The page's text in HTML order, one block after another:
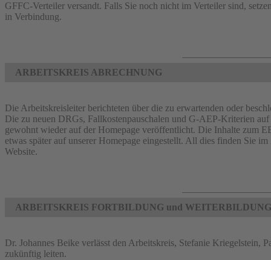
GFFC-Verteiler versandt. Falls Sie noch nicht im Verteiler sind,
in Verbindung.
ARBEITSKREIS ABRECHNUNG
Die Arbeitskreisleiter berichteten über die zu erwartenden oder
Die zu neuen DRGs, Fallkostenpauschalen und G-AEP-Kriterien
gewohnt wieder auf der Homepage veröffentlicht. Die Inhalte zum
etwas später auf unserer Homepage eingestellt. All dies finden Sie
Website.
ARBEITSKREIS FORTBILDUNG und WEITERBILDUNG
Dr. Johannes Beike verlässt den Arbeitskreis, Stefanie Kriegelstein,
zukünftig leiten.